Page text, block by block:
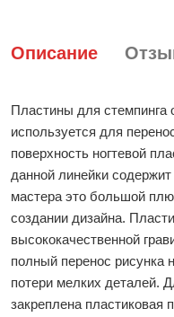
Описание
Пластины для стемпинга
используется для
поверхность ногтевой
данной линейки
мастера это большой
создании дизайна.
высококачественной
полный перенос рисунка
потери мелких деталей.
закреплена пластиковая